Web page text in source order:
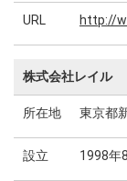
URL http://
株式会社レイル
所在地 東京都
設立 1998年